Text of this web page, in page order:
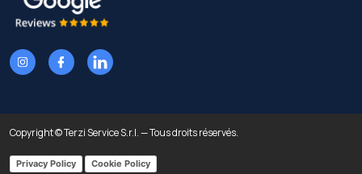
Copyright © Terzi Service S.r.l. — Tous droits réservés.
Privacy Policy Cookie Policy